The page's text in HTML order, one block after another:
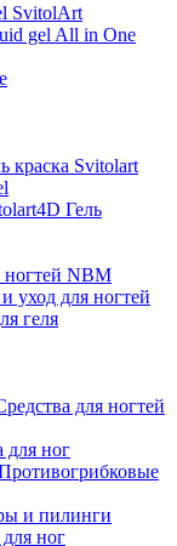
SvitolArt
gel All in One
краска Svitolart
4D Гель
ногтей NBM
уход для ногтей
геля
для ногтей
для ног
и пилинги